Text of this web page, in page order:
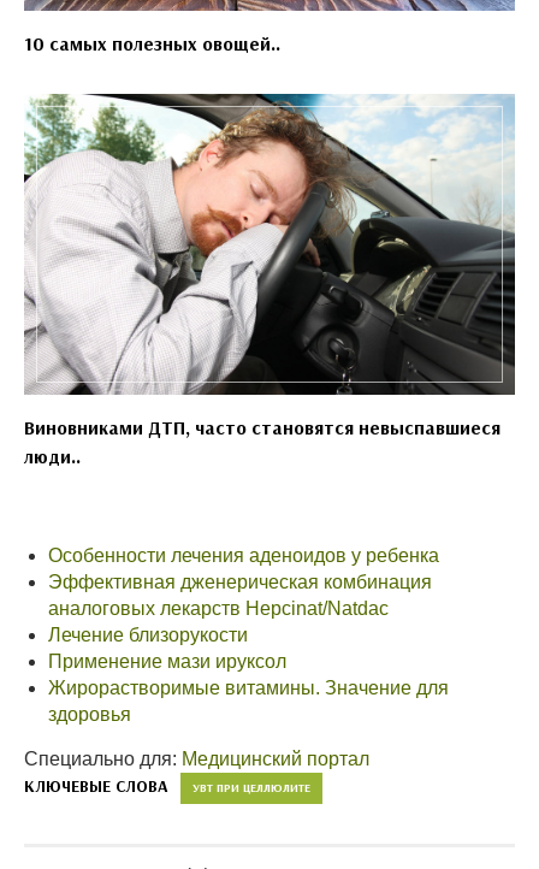
10 самых полезных овощей..
Виновниками ДТП, часто становятся невыспавшиеся
люди..
Особенности лечения аденоидов у ребенка
Эффективная дженерическая комбинация
аналоговых лекарств Hepcinat/Natdac
Лечение близорукости
Применение мази ируксол
Жирорастворимые витамины. Значение для
здоровья
Специально для: Медицинский портал
КЛЮЧЕВЫЕ СЛОВА УВТ ПРИ ЦЕЛЛЮЛИТЕ